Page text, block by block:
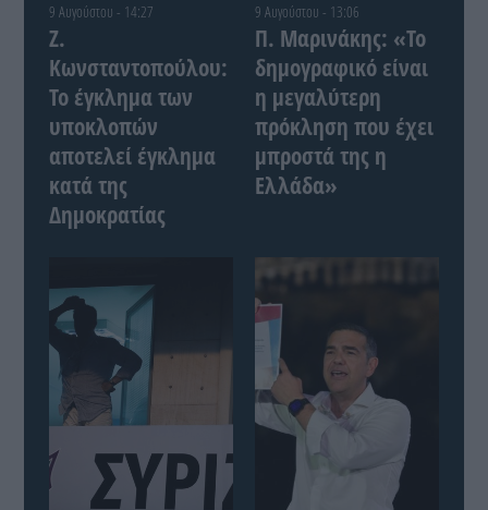
9 Αυγούστου - 14:27
Ζ.
Κωνσταντοπούλου:
Το έγκλημα των
υποκλοπών
αποτελεί έγκλημα
κατά της
Δημοκρατίας
9 Αυγούστου - 13:06
Π. Μαρινάκης: «Το
δημογραφικό είναι
η μεγαλύτερη
πρόκληση που έχει
μπροστά της η
Ελλάδα»